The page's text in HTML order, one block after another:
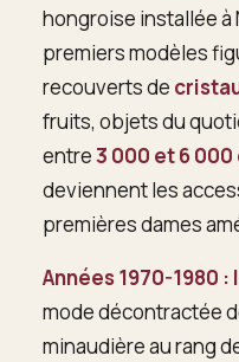
hongroise installée à
premiers modèles
recouverts de
fruits, objets du
entre3 000 et 6
deviennent les
premières dames
Années 1970-1980
mode décontractée
minaudière au rang